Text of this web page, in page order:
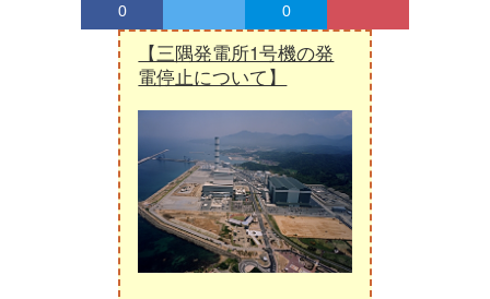
0 0
【三隅発電所1号機の発
電停止について】